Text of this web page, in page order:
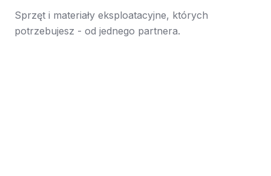
Sprzęt i materiały eksploatacyjne, których
potrzebujesz - od jednego partnera.